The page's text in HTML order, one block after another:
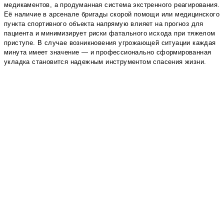
медикаментов, а продуманная система экстренного реагирования.
Её наличие в арсенале бригады скорой помощи или медицинского
пункта спортивного объекта напрямую влияет на прогноз для
пациента и минимизирует риски фатального исхода при тяжелом
приступе. В случае возникновения угрожающей ситуации каждая
минута имеет значение — и профессионально сформированная
укладка становится надежным инструментом спасения жизни.